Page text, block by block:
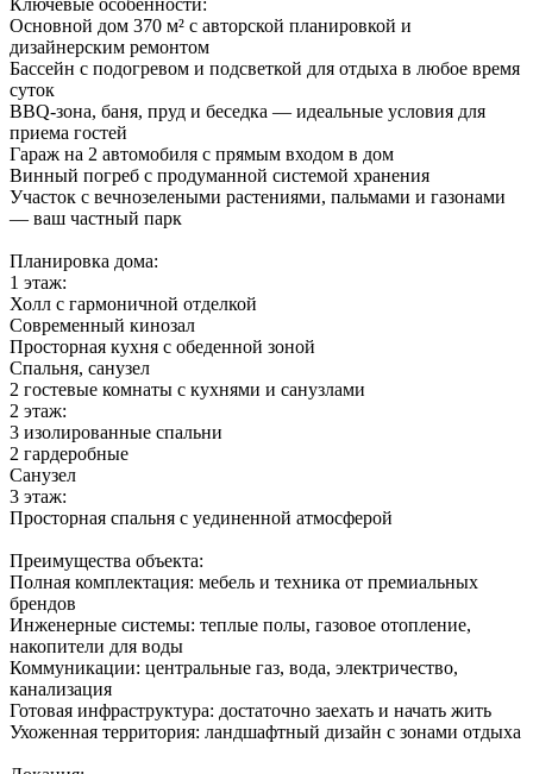
Ключевые особенности:
Основной дом 370 м² с авторской планировкой и
дизайнерским ремонтом
Бассейн с подогревом и подсветкой для отдыха в любое время
суток
BBQ-зона, баня, пруд и беседка — идеальные условия для
приема гостей
Гараж на 2 автомобиля с прямым входом в дом
Винный погреб с продуманной системой хранения
Участок с вечнозелеными растениями, пальмами и газонами
— ваш частный парк
Планировка дома:
1 этаж:
Холл с гармоничной отделкой
Современный кинозал
Просторная кухня с обеденной зоной
Спальня, санузел
2 гостевые комнаты с кухнями и санузлами
2 этаж:
3 изолированные спальни
2 гардеробные
Санузел
3 этаж:
Просторная спальня с уединенной атмосферой
Преимущества объекта:
Полная комплектация: мебель и техника от премиальных
брендов
Инженерные системы: теплые полы, газовое отопление,
накопители для воды
Коммуникации: центральные газ, вода, электричество,
канализация
Готовая инфраструктура: достаточно заехать и начать жить
Ухоженная территория: ландшафтный дизайн с зонами отдыха